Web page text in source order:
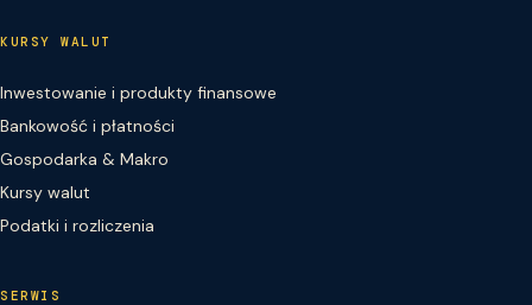
KURSY WALUT
Inwestowanie i produkty finansowe
Bankowość i płatności
Gospodarka & Makro
Kursy walut
Podatki i rozliczenia
SERWIS